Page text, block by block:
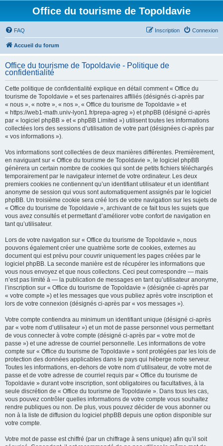
Office du tourisme de Topoldavie
FAQ Connexion
Inscription
Accueil du forum
Office du tourisme de Topoldavie - Politique de
confidentialité
Cette politique de confidentialité explique en détail comment « Office du
tourisme de Topoldavie » et ses partenaires affiliés (désignés ci-après par
« nous », « notre », « nos », « Office du tourisme de Topoldavie » et
« https://web1-math.univ-lyon1.fr/prepa-agreg ») et phpBB (désigné ci-après
par « logiciel phpBB » et « phpBB Limited ») utilisent toutes les informations
collectées lors des sessions d’utilisation de votre part (désignées ci-après par
« vos informations »).
Vos informations sont collectées de deux manières différentes. Premièrement,
en naviguant sur « Office du tourisme de Topoldavie », le logiciel phpBB
génèrera un certain nombre de cookies qui sont de petits fichiers téléchargés
temporairement par le navigateur internet de votre ordinateur. Les deux
premiers cookies ne contiennent qu’un identifiant utilisateur et un identifiant
anonyme de session qui vous sont automatiquement assignés par le logiciel
phpBB. Un troisième cookie sera créé lors de votre navigation sur les sujets de
« Office du tourisme de Topoldavie », archivant de ce fait tous les sujets que
vous avez consultés et permettant d’améliorer votre confort de navigation en
tant qu’utilisateur.
Lors de votre navigation sur « Office du tourisme de Topoldavie », nous
pouvons également créer une quatrième sorte de cookies, externes au
document qui est prévu pour couvrir uniquement les pages créées par le
logiciel phpBB. La seconde manière est de récupérer les informations que
vous nous envoyez et que nous collectons. Ceci peut correspondre — mais
n’est pas limité à — la publication de messages en tant qu’utilisateur anonyme,
l’inscription sur « Office du tourisme de Topoldavie » (désignée ci-après par
« votre compte ») et les messages que vous publiez après votre inscription et
lors de votre connexion (désignés ci-après par « vos messages »).
Votre compte contiendra au minimum un identifiant unique (désigné ci-après
par « votre nom d’utilisateur ») et un mot de passe personnel vous permettant
de vous connecter à votre compte (désigné ci-après par « votre mot de
passe ») et une adresse de courriel personnelle. Les informations de votre
compte sur « Office du tourisme de Topoldavie » sont protégées par les lois de
protection des données applicables dans le pays qui héberge notre serveur.
Toutes les informations, en-dehors de votre nom d’utilisateur, de votre mot de
passe et de votre adresse de courriel requis par « Office du tourisme de
Topoldavie » durant votre inscription, sont obligatoires ou facultatives, à la
seule discrétion de « Office du tourisme de Topoldavie ». Dans tous les cas,
vous pouvez contrôler quelles informations de votre compte vous souhaitez
rendre publiques ou non. De plus, vous pouvez décider de vous abonner ou
non à la liste de diffusion du logiciel phpBB depuis une option disponible sur
votre compte.
Votre mot de passe est chiffré (par un chiffrage à sens unique) afin qu’il soit